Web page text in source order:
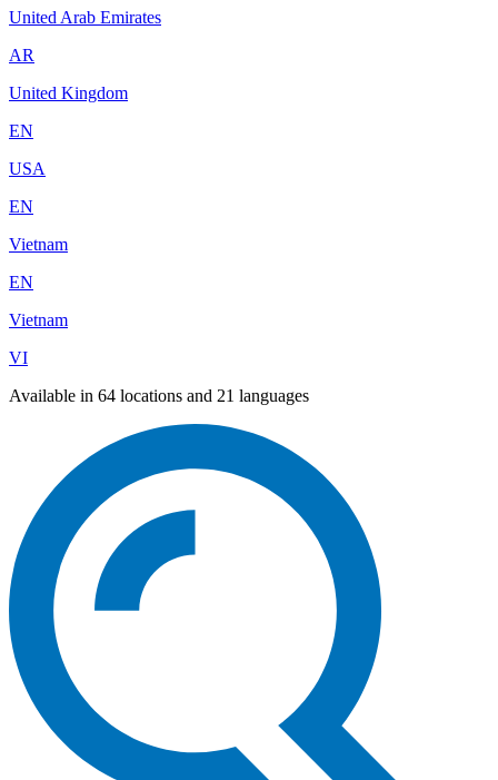
United Arab Emirates
AR
United Kingdom
EN
USA
EN
Vietnam
EN
Vietnam
VI
Available in 64 locations and 21 languages